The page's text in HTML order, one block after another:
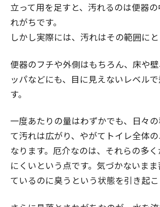
立って用を足すと、汚れるのは便器
れがちです。
しかし実際には、汚れはその範囲にと
便器のフチや外側はもちろん、床や
ッパなどにも、目に見えないレベル
す。
一度あたりの量はわずかでも、日々
て汚れは広がり、やがてトイレ全体
なります。厄介なのは、それらの多
にくいという点です。気づかないま
ているのに臭うという状態を引き起こ